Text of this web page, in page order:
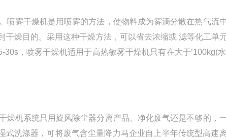
雾干燥机是用喷雾的方法，使物料成为雾滴分散在热气流
燥目的。采用这种干燥方法，可以省去浓缩或 滤等化工单
，喷雾干燥机适用于高热敏雾干燥机只有在大于’100kg(
机系统只用旋风除尘器分离产品、净化废气还是不够的，
洗涤器，可将废气含尘量降力马企业自上半年传统型高速